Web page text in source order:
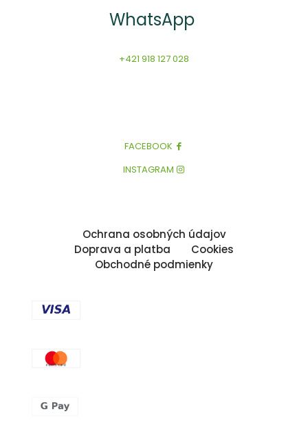
WhatsApp
+421 918 127 028
FACEBOOK
INSTAGRAM
Ochrana osobných údajov
Doprava a platba
Cookies
Obchodné podmienky